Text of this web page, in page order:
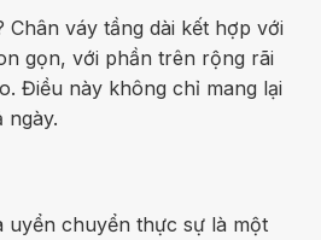
váy tầng dài kết hợp với
gọn, với phần trên rộng rãi
Điều này không chỉ mang lại
ngày.
uyển chuyển thực sự là một